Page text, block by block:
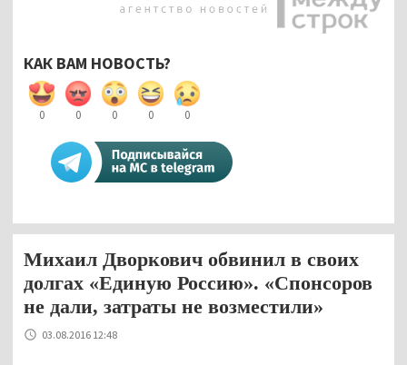
КАК ВАМ НОВОСТЬ?
0 0 0 0 0
Михаил Дворкович обвинил в своих
долгах «Единую Россию». «Спонсоров
не дали, затраты не возместили»
03.08.2016 12:48